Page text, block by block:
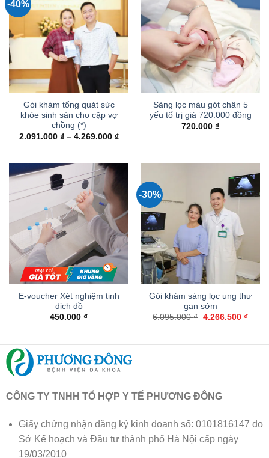
-40%
Gói khám tổng quát sức
khỏe sinh sản cho cặp vợ
chồng (*)
2.091.000 ₫ – 4.269.000 ₫Khoảng
Sàng lọc máu gót chân 5
yếu tố trị giá 720.000 đồng
720.000 ₫
E-voucher Xét nghiệm tinh
dịch đồ
450.000 ₫
-30%
Gói khám sàng lọc ung thư
gan sớm
6.095.000₫ Giá
4.266.500 ₫Giá
CÔNG TY TNHH TỔ HỢP Y TẾ PHƯƠNG ĐÔNG
Giấy chứng nhận đăng ký kinh doanh số: 0101816147 do
Sở Kế hoạch và Đầu tư thành phố Hà Nội cấp ngày
19/03/2010